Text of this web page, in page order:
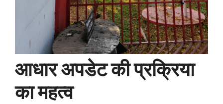
आधार अपडेट की प्रक्रिया
का महत्व